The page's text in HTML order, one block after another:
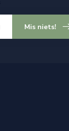
Mis niets!